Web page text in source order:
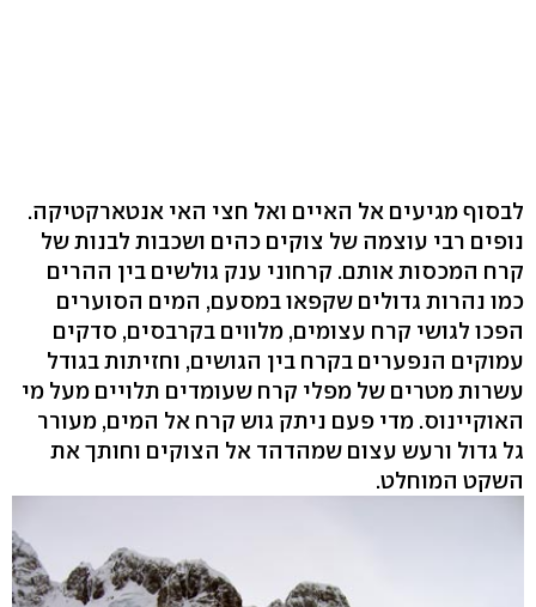
לבסוף מגיעים אל האיים ואל חצי האי אנטארקטיקה.
נופים רבי עוצמה של צוקים כהים ושכבות לבנות של
קרח המכסות אותם. קרחוני ענק גולשים בין ההרים
כמו נהרות גדולים שקפאו במסעם, המים הסוערים
הפכו לגושי קרח עצומים, מלווים בקרבסים, סדקים
עמוקים הנפערים בקרח בין הגושים, וחזיתות בגודל
עשרות מטרים של מפלי קרח שעומדים תלויים מעל מי
האוקיינוס. מדי פעם ניתק גוש קרח אל המים, מעורר
גל גדול ורעש עצום שמהדהד אל הצוקים וחותך את
השקט המוחלט.